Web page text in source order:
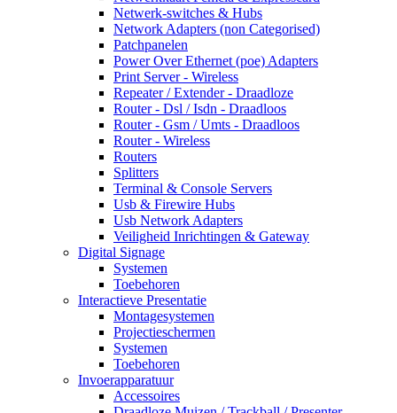
Netwerk-switches & Hubs
Network Adapters (non Categorised)
Patchpanelen
Power Over Ethernet (poe) Adapters
Print Server - Wireless
Repeater / Extender - Draadloze
Router - Dsl / Isdn - Draadloos
Router - Gsm / Umts - Draadloos
Router - Wireless
Routers
Splitters
Terminal & Console Servers
Usb & Firewire Hubs
Usb Network Adapters
Veiligheid Inrichtingen & Gateway
Digital Signage
Systemen
Toebehoren
Interactieve Presentatie
Montagesystemen
Projectieschermen
Systemen
Toebehoren
Invoerapparatuur
Accessoires